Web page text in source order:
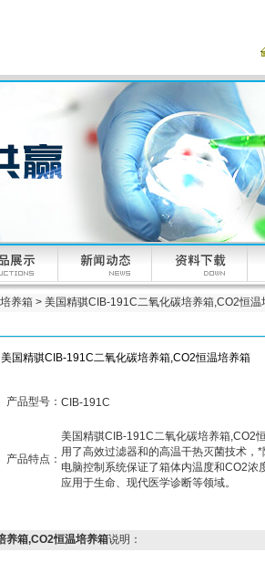
养箱 > 美国精骐CIB-191C二氧化碳培养箱,CO2恒温
美国精骐CIB-191C二氧化碳培养箱,CO2恒温培养箱
产品型号： CIB-191C
产品特点：
美国精骐CIB-191C二氧化碳培养箱,CO2
用了高效过滤器和的高温干热灭菌技术，
电脑控制系统保证了箱体内温度和CO2浓
应用于生命、现代医学诊断等领域。
养箱,CO2恒温培养箱说明：